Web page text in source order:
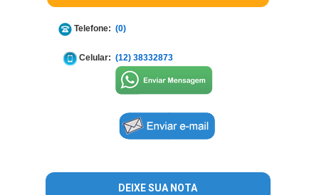
Telefone: (0)
Celular: (12) 38332873
DEIXE SUA NOTA